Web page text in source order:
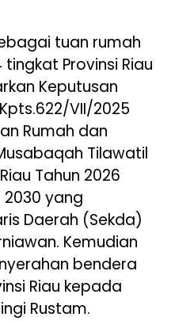
tuan rumah
Provinsi Riau
Keputusan
VII/2025
Rumah dan
Tilawatil
Tahun 2026
yang
Daerah (Sekda)
Kemudian
bendera
Riau kepada
Rustam.